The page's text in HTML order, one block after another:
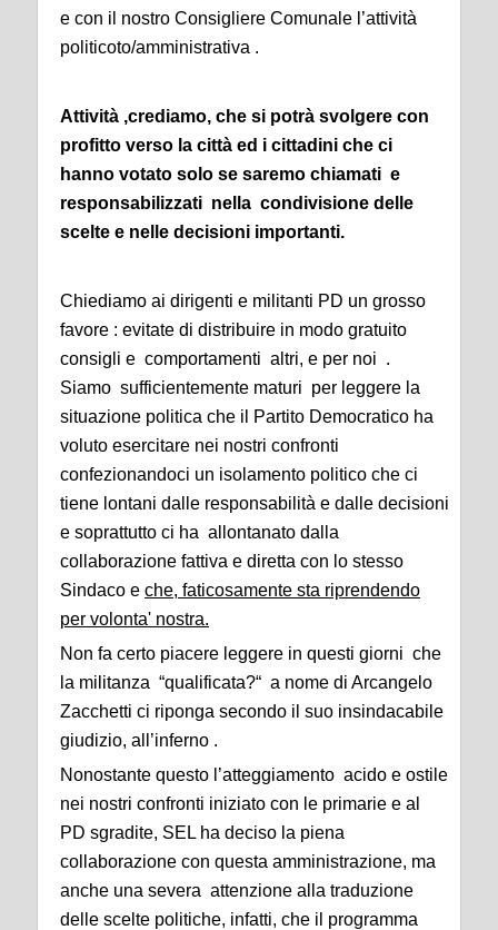
e con il nostro Consigliere Comunale l’attività
politicoto/amministrativa .
Attività ,crediamo, che si potrà svolgere con
profitto verso la città ed i cittadini che ci
hanno votato solo se saremo chiamati e
responsabilizzati nella condivisione delle
scelte e nelle decisioni importanti.
Chiediamo ai dirigenti e militanti PD un grosso
favore : evitate di distribuire in modo gratuito
consigli e comportamenti altri, e per noi .
Siamo sufficientemente maturi per leggere la
situazione politica che il Partito Democratico ha
voluto esercitare nei nostri confronti
confezionandoci un isolamento politico che ci
tiene lontani dalle responsabilità e dalle decisioni
e soprattutto ci ha allontanato dalla
collaborazione fattiva e diretta con lo stesso
Sindaco e che, faticosamente sta riprendendo
per volonta' nostra.
Non fa certo piacere leggere in questi giorni che
la militanza “qualificata?“ a nome di Arcangelo
Zacchetti ci riponga secondo il suo insindacabile
giudizio, all’inferno .
Nonostante questo l’atteggiamento acido e ostile
nei nostri confronti iniziato con le primarie e al
PD sgradite, SEL ha deciso la piena
collaborazione con questa amministrazione, ma
anche una severa attenzione alla traduzione
delle scelte politiche, infatti, che il programma